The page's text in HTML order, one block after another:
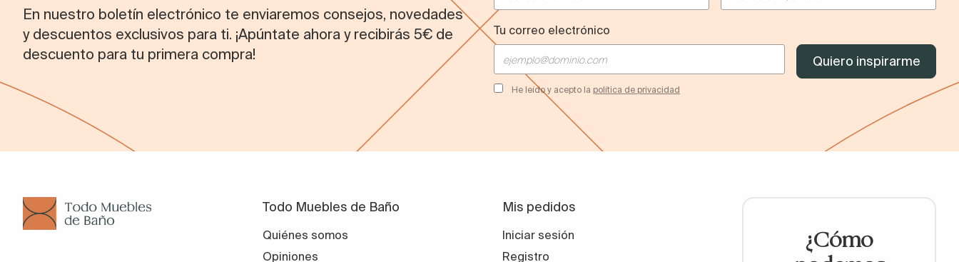
En nuestro boletín electrónico te enviaremos consejos, novedades
y descuentos exclusivos para ti. ¡Apúntate ahora y recibirás 5€ de
descuento para tu primera compra!
Tu correo electrónico
He leído y acepto la política de privacidad
Todo Muebles de Baño
Quiénes somos
Opiniones
Mis pedidos
Iniciar sesión
Registro
¿Cómo